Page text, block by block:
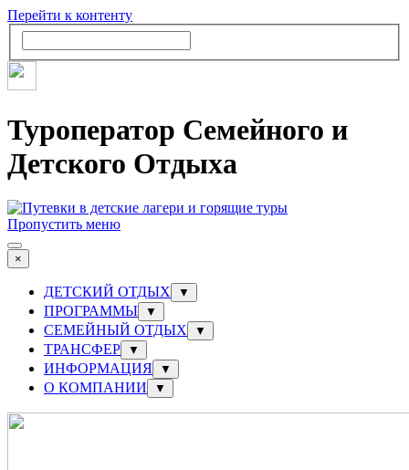
Перейти к контенту
Туроператор Семейного и
Детского Отдыха
Пропустить меню
×
ДЕТСКИЙ ОТДЫХ ▼
ПРОГРАММЫ ▼
СЕМЕЙНЫЙ ОТДЫХ ▼
ТРАНСФЕР ▼
ИНФОРМАЦИЯ ▼
О КОМПАНИИ ▼